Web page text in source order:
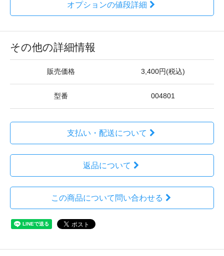
オプションの値段詳細
その他の詳細情報
販売価格 3,400円(税込)
型番 004801
支払い・配送について
返品について
この商品について問い合わせる